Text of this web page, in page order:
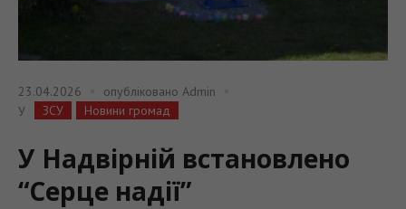
23.04.2026 опубліковано Admin
У
ЗСУ Новини громад
У Надвірній встановлено
“Серце надії”